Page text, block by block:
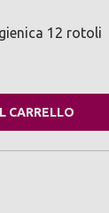
12 rotoli
CARRELLO